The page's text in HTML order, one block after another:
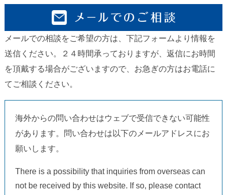
メールでの相談をご希望の方は、下記フォームより情報を
送信ください。２４時間承っておりますが、返信にお時間
を頂戴する場合がございますので、お急ぎの方はお電話に
てご相談ください。
海外からの問い合わせはウェブで受信できない可能性
があります。問い合わせは以下のメールアドレスにお
願いします。
There is a possibility that inquiries from overseas can
not be received by this website. If so, please contact